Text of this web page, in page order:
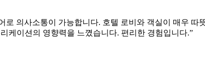
의사소통이 가능합니다. 호텔 로비와 객실이 매우 따
케이션의 영향력을 느꼈습니다. 편리한 경험입니다.”